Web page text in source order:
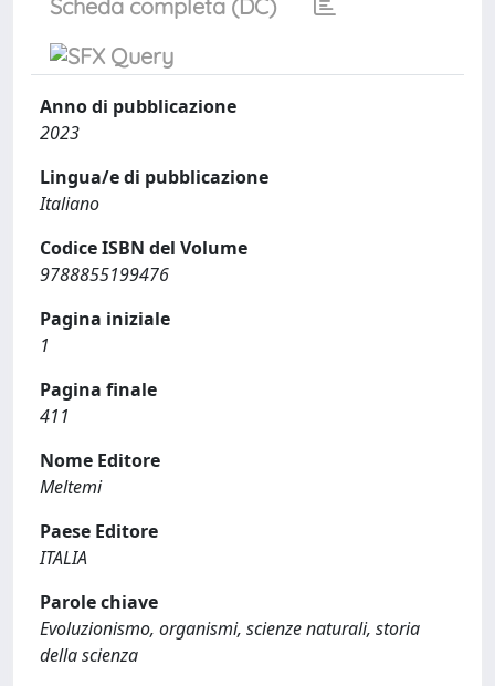
Scheda completa (DC)
Anno di pubblicazione
2023
Lingua/e di pubblicazione
Italiano
Codice ISBN del Volume
9788855199476
Pagina iniziale
1
Pagina finale
411
Nome Editore
Meltemi
Paese Editore
ITALIA
Parole chiave
Evoluzionismo, organismi, scienze naturali, storia
della scienza